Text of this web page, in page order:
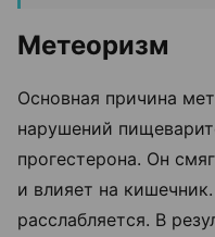
Метеоризм
Основная причина
нарушений
прогестерона. Он
и влияет на
расслабляется. В